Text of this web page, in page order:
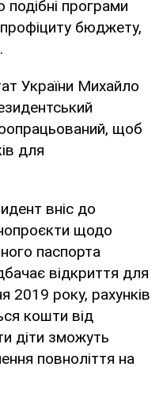
програми
бюджету,
України Михайло
щоб
для
вніс до
щодо
паспорта
відкриття для
2019 року, рахунків
кошти від
діти зможуть
повноліття на